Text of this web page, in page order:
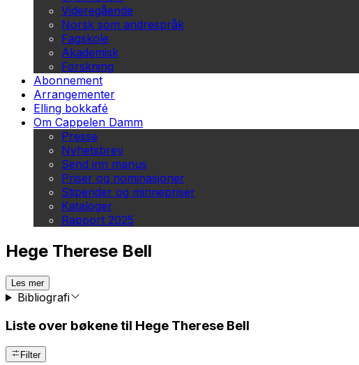
Videregående
Norsk som andrespråk
Fagskole
Akademisk
Forskning
Abonnement
Arrangementer
Elling bokkafé
Om Cappelen Damm
Presse
Nyhetsbrev
Send inn manus
Priser og nominasjoner
Stipender og minnepriser
Kataloger
Rapport 2025
Hege Therese Bell
Les mer
Bibliografi
Liste over bøkene til Hege Therese Bell
Filter